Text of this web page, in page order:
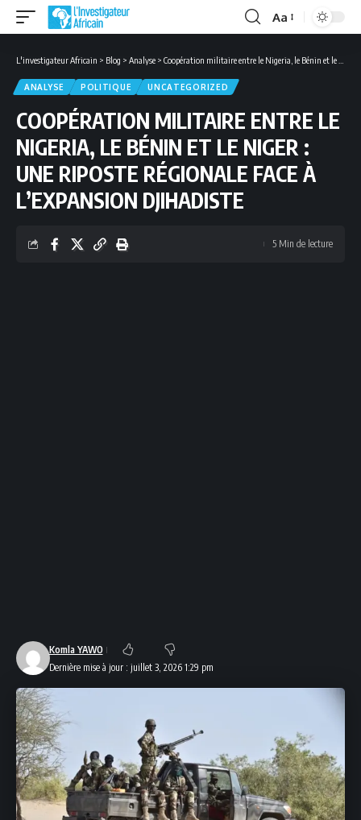
Font
Aa
L'investigateur Africain > Blog > Analyse > Coopération militaire entre le Nigeria, le Bénin et le Niger : une riposte régionale face à l’expansion djihadiste
ANALYSE POLITIQUE UNCATEGORIZED
COOPÉRATION MILITAIRE ENTRE LE
NIGERIA, LE BÉNIN ET LE NIGER :
UNE RIPOSTE RÉGIONALE FACE À
L’EXPANSION DJIHADISTE
Dernière mise à jour : juillet 3, 2026 1:29 pm
Komla YAWO
5 Min de lecture